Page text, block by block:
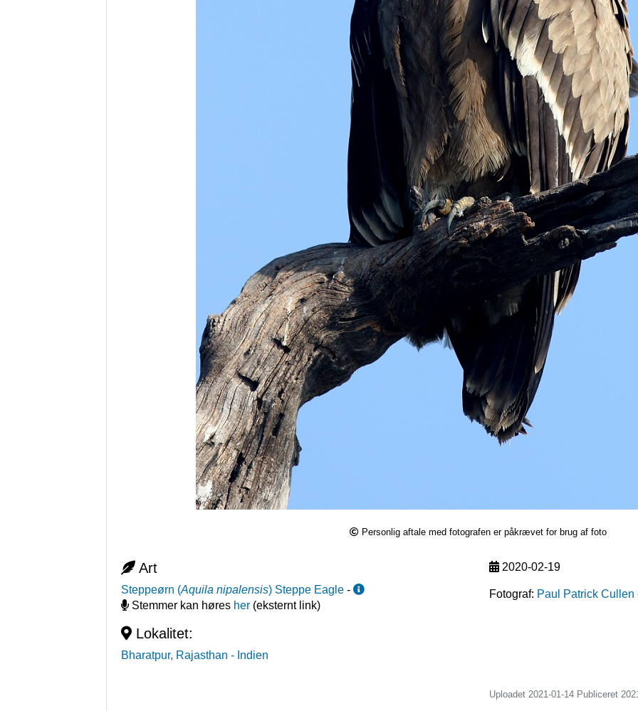
Personlig aftale med fotografen er påkrævet for brug af foto
Art
Steppeørn (Aquila nipalensis) Steppe Eagle -
Stemmer kan høres her (eksternt link)
Lokalitet:
Bharatpur, Rajasthan - Indien
2020-02-19
Fotograf: Paul Patrick Cullen
Uploadet 2021-01-14 Publiceret